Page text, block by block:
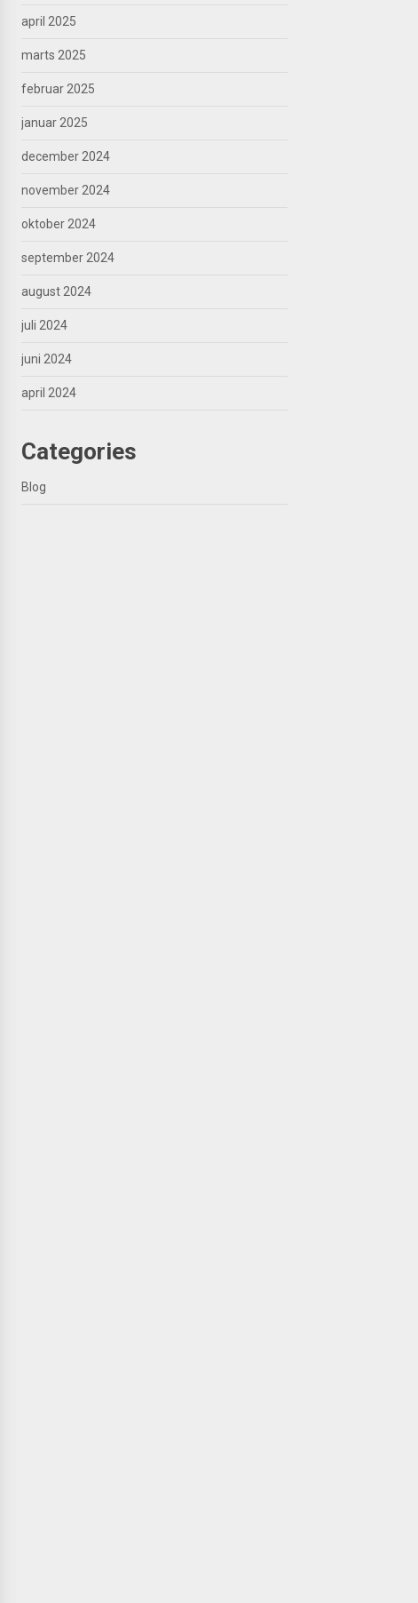
april 2025
marts 2025
februar 2025
januar 2025
december 2024
november 2024
oktober 2024
september 2024
august 2024
juli 2024
juni 2024
april 2024
Categories
Blog